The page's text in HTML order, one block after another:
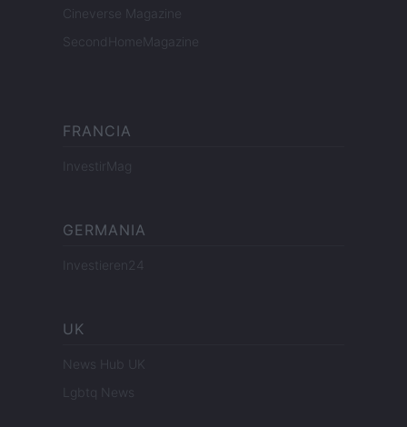
Cineverse Magazine
SecondHomeMagazine
FRANCIA
InvestirMag
GERMANIA
Investieren24
UK
News Hub UK
Lgbtq News